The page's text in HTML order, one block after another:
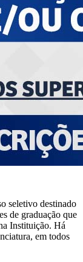
seletivo destinado
de graduação que
Instituição. Há
em todos